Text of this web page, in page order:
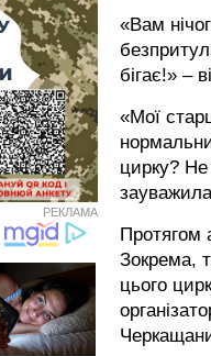
«Вам
бігає!» –
«Мої
цирку?
Протягом
Зокрема,
цього
та
року
і
РЕКЛАМА